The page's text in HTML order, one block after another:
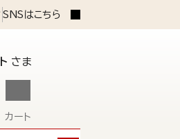
SNSはこちら
さま
カート